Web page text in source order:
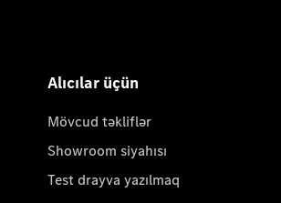
Alıcılar üçün
Mövcud təkliflər
Showroom siyahısı
Test drayva yazılmaq